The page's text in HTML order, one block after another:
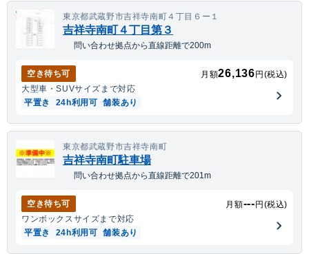
東京都武蔵野市吉祥寺南町４丁目６ー１
吉祥寺南町４丁目第３
問い合わせ拠点から直線距離で200m
空き待ち可 月額26,136 円(税込)
大型車・SUVサイズまで対応
平置き
24h利用可 舗装あり
東京都武蔵野市吉祥寺南町
吉祥寺南町駐車場
問い合わせ拠点から直線距離で201m
空き待ち可 月額--- 円(税込)
ワンボックスサイズまで対応
平置き
24h利用可 舗装あり